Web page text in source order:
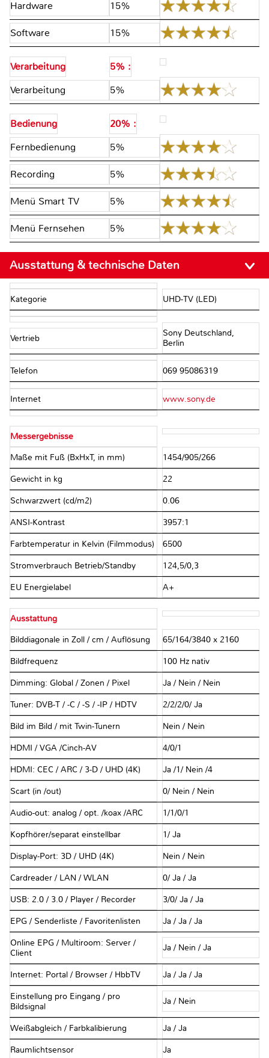
Hardware 15%
Software 15%
Verarbeitung
5% :
Verarbeitung
5%
Bedienung
20% :
Fernbedienung
5%
Recording 5%
Menü Smart TV 5%
Menü Fernsehen 5%
Ausstattung & technische Daten
Kategorie UHD-TV (LED)
Vertrieb
Sony Deutschland,
Berlin
Telefon 069 95086319
Internet www.sony.de
Messergebnisse
Maße mit Fuß (BxHxT, in mm) 1454/905/266
Gewicht in kg 22
Schwarzwert (cd/m2) 0.06
ANSI-Kontrast 3957:1
Farbtemperatur in Kelvin (Filmmodus) 6500
Stromverbrauch Betrieb/Standby 124,5/0,3
EU Energielabel A+
Ausstattung
Bilddiagonale in Zoll / cm / Auflösung 65/164/3840 x 2160
Bildfrequenz 100 Hz nativ
Dimming: Global / Zonen / Pixel Ja / Nein / Nein
Tuner: DVB-T / -C / -S / -IP / HDTV 2/2/2/0/ Ja
Bild im Bild / mit Twin-Tunern Nein / Nein
HDMI / VGA /Cinch-AV 4/0/1
HDMI: CEC / ARC / 3-D / UHD (4K) Ja /1/ Nein /4
Scart (in /out) 0/ Nein / Nein
Audio-out: analog / opt. /koax /ARC 1/1/0/1
Kopfhörer/separat einstellbar 1/ Ja
Display-Port: 3D / UHD (4K) Nein / Nein
Cardreader / LAN / WLAN 0/ Ja / Ja
USB: 2.0 / 3.0 / Player / Recorder 3/0/ Ja / Ja
EPG / Senderliste / Favoritenlisten Ja / Ja / Ja
Online EPG / Multiroom: Server /
Client
Ja / Nein / Ja
Internet: Portal / Browser / HbbTV Ja / Ja / Ja
Einstellung pro Eingang / pro
Bildsignal
Ja / Nein
Weißabgleich / Farbkalibierung Ja / Ja
Raumlichtsensor Ja